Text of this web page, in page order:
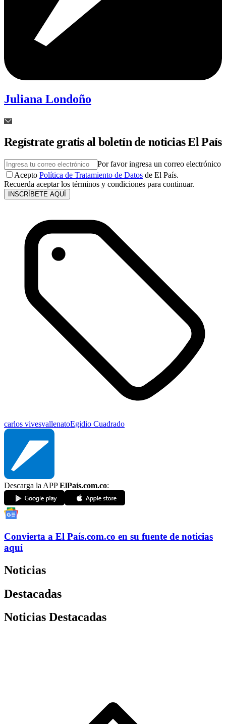
Juliana Londoño
Regístrate gratis al boletín de noticias El País
Por favor ingresa un correo electrónico
Acepto Política de Tratamiento de Datos de El País.
Recuerda aceptar los términos y condiciones para continuar.
INSCRÍBETE AQUÍ
carlos vivesvallenatoEgidio Cuadrado
Descarga la APPElPaís.com.co:
Convierta a El País.com.co en su fuente de noticias
aquí
Noticias
Destacadas
Noticias Destacadas